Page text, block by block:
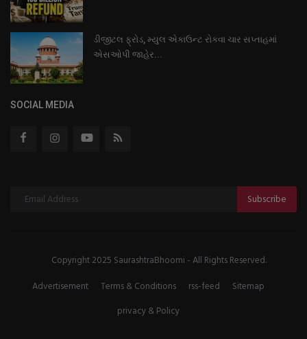
ડીજીટલ ફ્રોડ, મ્યુલ એકાઉન્ટ રોકવા ચાર સપ્તાહમાં
એસઓપી જાહેર...
SOCIAL MEDIA
Subscribe
Copyright 2025 SaurashtraBhoomi - All Rights Reserved.
Advertisement
Terms & Conditions rss-feed
Sitemap
privacy & Policy